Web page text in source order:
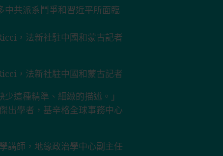
共派系鬥爭和習近平所面臨
，法新社駐中國和蒙古記者
，法新社駐中國和蒙古記者
這種精準、細緻的描述。」
出學者，基辛格全球事務中心
講師，地緣政治學中心副主任